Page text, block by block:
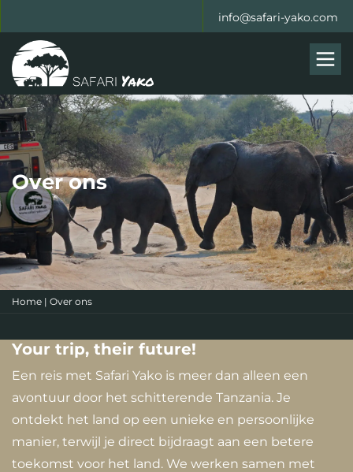
info@safari-yako.com
Over ons
Home | Over ons
Your trip, their future!
Een reis met Safari Yako is meer dan alleen een
avontuur door het schitterende Tanzania. Je
ontdekt het land op een unieke en persoonlijke
manier, terwijl je direct bijdraagt aan een betere
toekomst voor het land. We werken samen met